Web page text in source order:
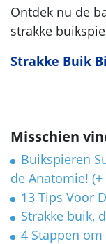
Ontdek nu de
strakke
Strakke Buik
Misschien
Buikspieren
de Anatomie!
13 Tips Voor
Strakke buik,
4 Stappen